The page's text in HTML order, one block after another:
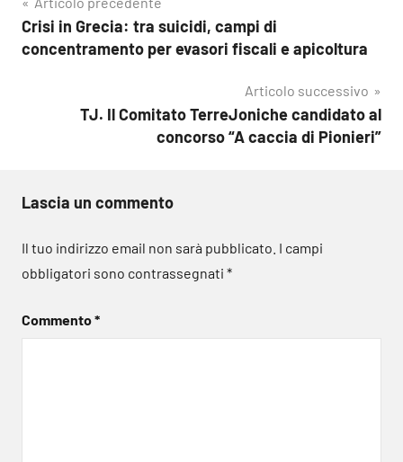
Navigazione
articoli
Crisi in Grecia: tra suicidi, campi di
concentramento per evasori fiscali e apicoltura
Articolo successivo
TJ. Il Comitato TerreJoniche candidato al
concorso “A caccia di Pionieri”
Lascia un commento
Il tuo indirizzo email non sarà pubblicato. I campi
obbligatori sono contrassegnati *
Commento*